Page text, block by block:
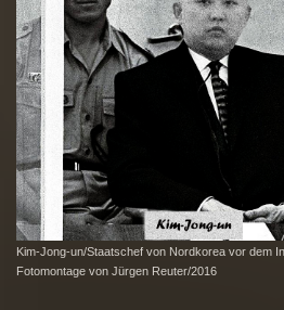
Kim-Jong-un/Staatschef von Nordkorea vor dem
Fotomontage von Jürgen Reuter/2016